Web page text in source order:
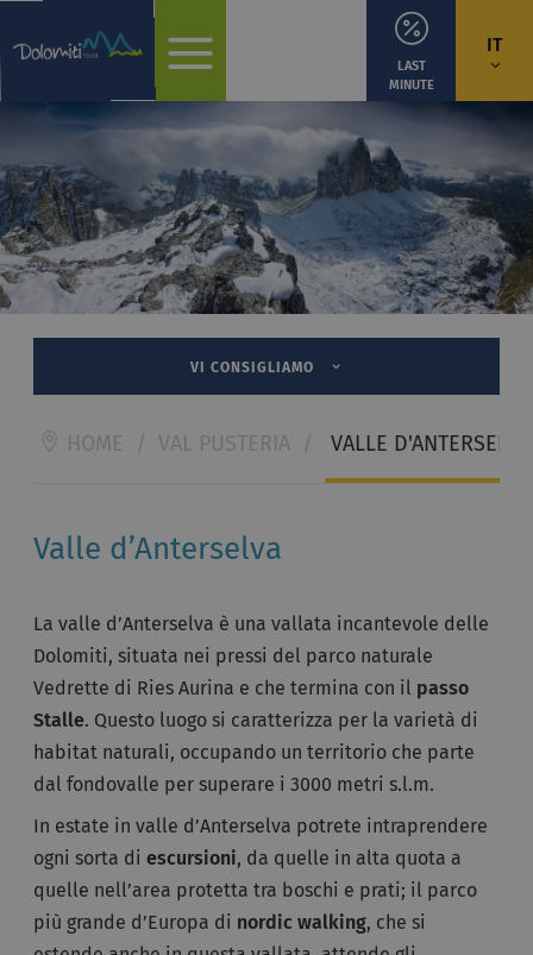
IT
LAST
MINUTE
VI CONSIGLIAMO
HOME / VAL PUSTERIA / VALLE D'ANTERSELVA
Valle d’Anterselva
La valle d’Anterselva è una vallata incantevole delle
Dolomiti, situata nei pressi del parco naturale
Vedrette di Ries Aurina e che termina con il passo
Stalle. Questo luogo si caratterizza per la varietà di
habitat naturali, occupando un territorio che parte
dal fondovalle per superare i 3000 metri s.l.m.
In estate in valle d’Anterselva potrete intraprendere
ogni sorta di escursioni, da quelle in alta quota a
quelle nell’area protetta tra boschi e prati; il parco
più grande d’Europa di nordic walking, che si